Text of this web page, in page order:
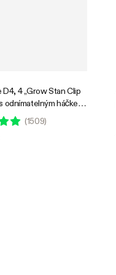
4 „Grow Stan Clip
odnímatelným háčkem,
2
(1509)